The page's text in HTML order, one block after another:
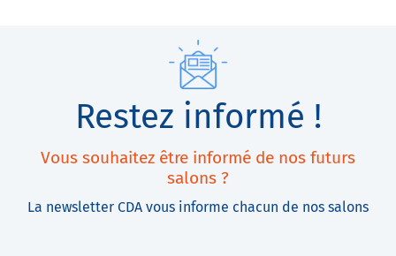
Restez informé !
Vous souhaitez être informé de nos futurs
salons ?
La newsletter CDA vous informe chacun de nos salons